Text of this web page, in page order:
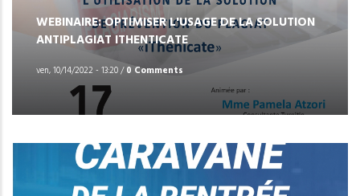
WEBINAIRE: OPTIMISER L'USAGE DE LA SOLUTION
ANTIPLAGIAT ITHENTICATE
ven, 10/14/2022 - 13:20/0 Comments